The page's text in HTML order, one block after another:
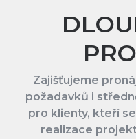
Zajišťujeme
požadavků i
pro klienty, kteří
realizace